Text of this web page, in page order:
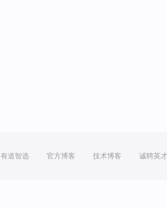
有道智选 官方博客 技术博客 诚聘英才